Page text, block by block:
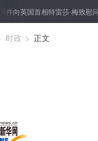
相特雷莎·梅致慰问电
时政 > 正文